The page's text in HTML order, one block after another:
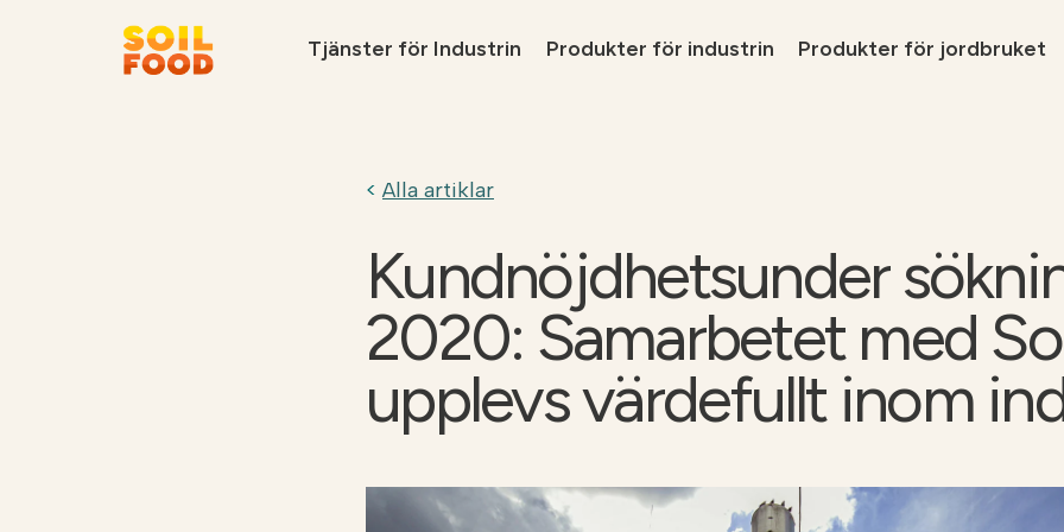
Tjänster för Industrin Produkter för industrin Produkter för jordbruket
Soilfood Newera -
cirkulära
kalkprodukter
Tjänster för
skogsindustrin
Ta
Alla artiklar
Kundnöjdhetsunder­
2020: Samarbetet med
upplevs värdefullt inom